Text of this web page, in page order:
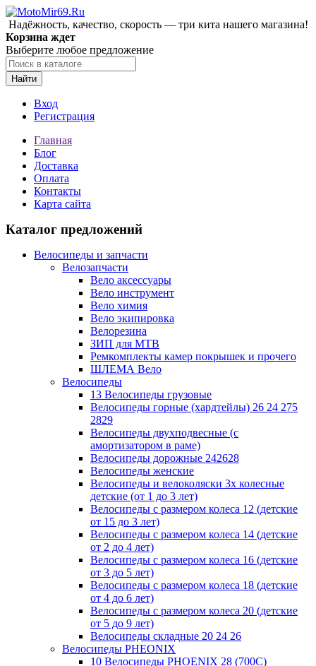
Надёжность, качество, скорость — три кита нашего магазина!
Корзина ждет
Выберите любое предложение
Найти
Вход
Регистрация
Главная
Блог
Доставка
Оплата
Контакты
Карта сайта
Каталог предложений
Велосипеды и запчасти
Велозапчасти
Вело аксессуары
Вело инструмент
Вело химия
Вело экипировка
Велорезина
ЗИП для MTB
Ремкомплекты камер покрышек и прочего
ШЛЕМА Вело
Велосипеды
13 Велосипеды грузовые
Велосипеды горные (хардтейлы) 26 24 275
2829
Велосипеды двухподвесные (с
амортизатором в раме)
Велосипеды дорожные 242628
Велосипеды женские
Велосипеды и велоколяски 3х колесные
детские (от 1 до 3 лет)
Велосипеды с размером колеса 12 (детские
от 15 до 3 лет)
Велосипеды с размером колеса 14 (детские
от 2 до 4 лет)
Велосипеды с размером колеса 16 (детские
от 3 до 5 лет)
Велосипеды с размером колеса 18 (детские
от 4 до 6 лет)
Велосипеды с размером колеса 20 (детские
от 5 до 9 лет)
Велосипеды складные 20 24 26
Велосипеды PHEONIX
10 Велосипеды PHOENIX 28 (700С)